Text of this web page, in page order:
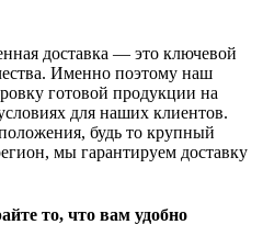
доставка — это ключевой
Именно поэтому наш
готовой продукции на
для наших клиентов.
будь то крупный
мы гарантируем доставку
то, что вам удобно